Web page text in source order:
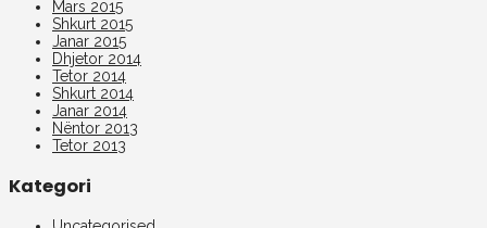
Mars 2015
Shkurt 2015
Janar 2015
Dhjetor 2014
Tetor 2014
Shkurt 2014
Janar 2014
Nëntor 2013
Tetor 2013
Kategori